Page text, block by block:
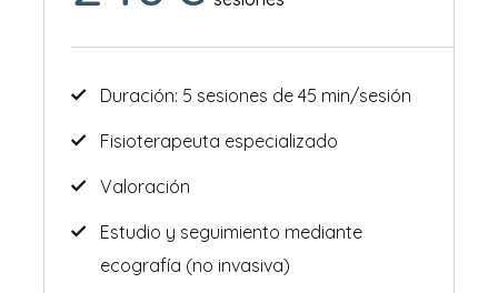
Duración: 5 sesiones de 45 min/sesión
Fisioterapeuta especializado
Valoración
Estudio y seguimiento mediante
ecografía (no invasiva)